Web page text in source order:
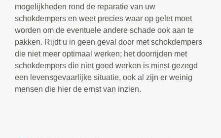
mogelijkheden rond de reparatie van uw
schokdempers en weet precies waar op gelet moet
worden om de eventuele andere schade ook aan te
pakken. Rijdt u in geen geval door met schokdempers
die niet meer optimaal werken; het doorrijden met
schokdempers die niet goed werken is minst gezegd
een levensgevaarlijke situatie, ook al zijn er weinig
mensen die hier de ernst van inzien.